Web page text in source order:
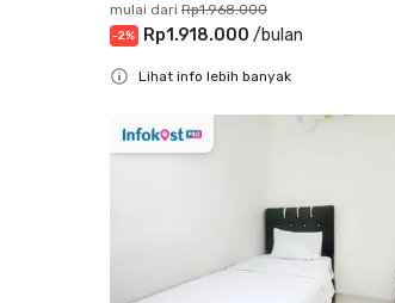
mulai dari Rp1.968.000
-2% Rp1.918.000 /bulan
Lihat info lebih banyak